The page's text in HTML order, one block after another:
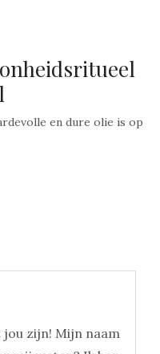
en dure olie is op
zijn! Mijn naam